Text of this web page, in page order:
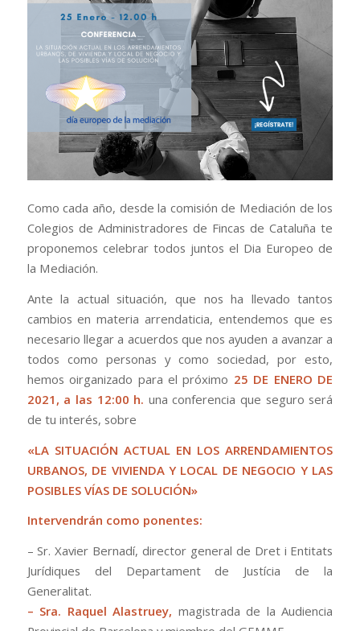
Como cada año, desde la comisión de Mediación de los
Colegios de Administradores de Fincas de Cataluña te
proponemos celebrar todos juntos el Dia Europeo de
la Mediación.
Ante la actual situación, que nos ha llevado tantos
cambios en materia arrendaticia, entendemos que es
necesario llegar a acuerdos que nos ayuden a avanzar a
todos como personas y como sociedad, por esto,
hemos oirganizado para el próximo 25 DE ENERO DE
2021, a las 12:00 h. una conferencia que seguro será
de tu interés, sobre
«LA SITUACIÓN ACTUAL EN LOS ARRENDAMIENTOS
URBANOS, DE VIVIENDA Y LOCAL DE NEGOCIO Y LAS
POSIBLES VÍAS DE SOLUCIÓN»
Intervendrán como ponentes:
– Sr. Xavier Bernadí, director general de Dret i Entitats
Jurídiques del Departament de Justícia de la
Generalitat.
– Sra. Raquel Alastruey, magistrada de la Audiencia